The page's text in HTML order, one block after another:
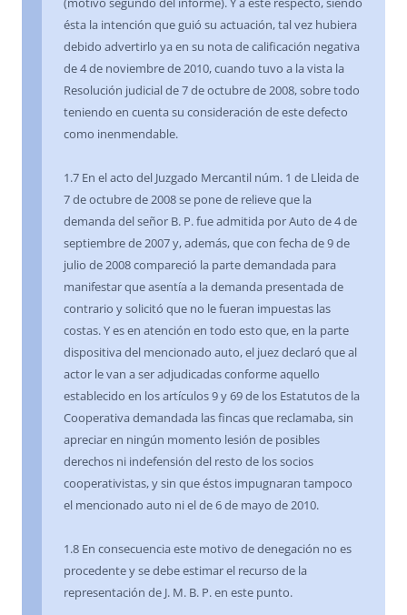
ésta la intención que guió su actuación, tal vez hubiera
debido advertirlo ya en su nota de calificación negativa
de 4 de noviembre de 2010, cuando tuvo a la vista la
Resolución judicial de 7 de octubre de 2008, sobre todo
teniendo en cuenta su consideración de este defecto
como inenmendable.
1.7 En el acto del Juzgado Mercantil núm. 1 de Lleida de
7 de octubre de 2008 se pone de relieve que la
demanda del señor B. P. fue admitida por Auto de 4 de
septiembre de 2007 y, además, que con fecha de 9 de
julio de 2008 compareció la parte demandada para
manifestar que asentía a la demanda presentada de
contrario y solicitó que no le fueran impuestas las
costas. Y es en atención en todo esto que, en la parte
dispositiva del mencionado auto, el juez declaró que al
actor le van a ser adjudicadas conforme aquello
establecido en los artículos 9 y 69 de los Estatutos de la
Cooperativa demandada las fincas que reclamaba, sin
apreciar en ningún momento lesión de posibles
derechos ni indefensión del resto de los socios
cooperativistas, y sin que éstos impugnaran tampoco
el mencionado auto ni el de 6 de mayo de 2010.
1.8 En consecuencia este motivo de denegación no es
procedente y se debe estimar el recurso de la
representación de J. M. B. P. en este punto.